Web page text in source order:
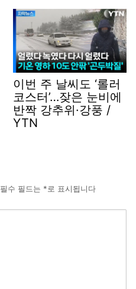
이번 주 날씨도 ‘롤러
코스터’…잦은 눈비에
반짝 강추위·강풍 /
YTN
필수 필드는 *로 표시됩니다